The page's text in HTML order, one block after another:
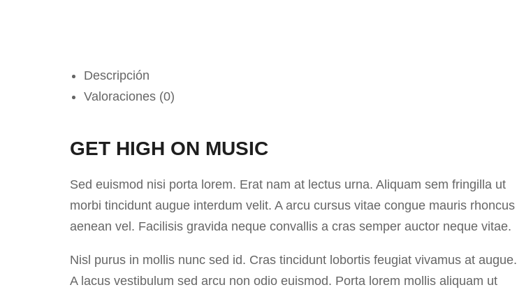
Descripción
Valoraciones (0)
GET HIGH ON MUSIC
Sed euismod nisi porta lorem. Erat nam at lectus urna. Aliquam sem fringilla ut
morbi tincidunt augue interdum velit. A arcu cursus vitae congue mauris rhoncus
aenean vel. Facilisis gravida neque convallis a cras semper auctor neque vitae.
Nisl purus in mollis nunc sed id. Cras tincidunt lobortis feugiat vivamus at augue.
A lacus vestibulum sed arcu non odio euismod. Porta lorem mollis aliquam ut